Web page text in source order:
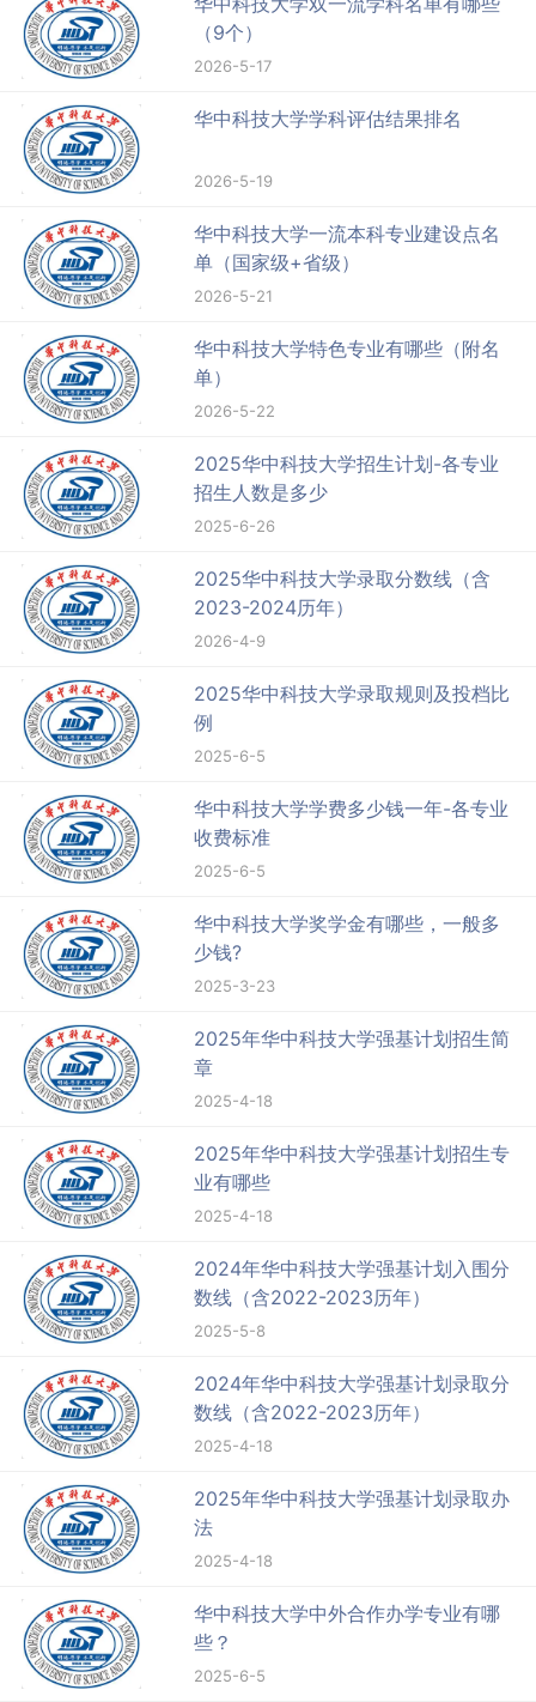
（9个）
2026-5-17
华中科技大学学科评估结果排名
2026-5-19
华中科技大学一流本科专业建设点名
单（国家级+省级）
2026-5-21
华中科技大学特色专业有哪些（附名
单）
2026-5-22
2025华中科技大学招生计划-各专业
招生人数是多少
2025-6-26
2025华中科技大学录取分数线（含
2023-2024历年）
2026-4-9
2025华中科技大学录取规则及投档比
例
2025-6-5
华中科技大学学费多少钱一年-各专业
收费标准
2025-6-5
华中科技大学奖学金有哪些，一般多
少钱?
2025-3-23
2025年华中科技大学强基计划招生简
章
2025-4-18
2025年华中科技大学强基计划招生专
业有哪些
2025-4-18
2024年华中科技大学强基计划入围分
数线（含2022-2023历年）
2025-5-8
2024年华中科技大学强基计划录取分
数线（含2022-2023历年）
2025-4-18
2025年华中科技大学强基计划录取办
法
2025-4-18
华中科技大学中外合作办学专业有哪
些？
2025-6-5